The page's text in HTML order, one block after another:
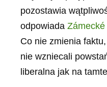
pozostawia
odpowiada
Co nie zmienia
nie wzniecali
liberalna jak na